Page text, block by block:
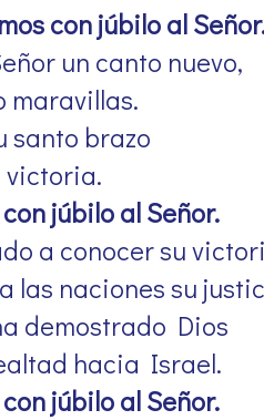
con júbilo al
un canto nuevo,
maravillas.
santo brazo
victoria.
júbilo al Señor.
a conocer su
las naciones su
demostrado Dios
hacia Israel.
júbilo al Señor.